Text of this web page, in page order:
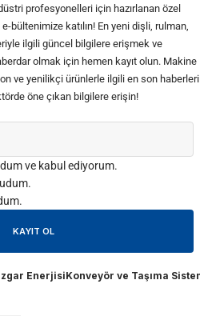
profesyonelleri için hazırlanan özel
bültenimize katılın! En yeni dişli, rulman,
ilgili güncel bilgilere erişmek ve
olmak için hemen kayıt olun. Makine
ve yenilikçi ürünlerle ilgili en son haberleri
öne çıkan bilgilere erişin!
ve kabul ediyorum.
EnerjisiKonveyör ve Taşıma